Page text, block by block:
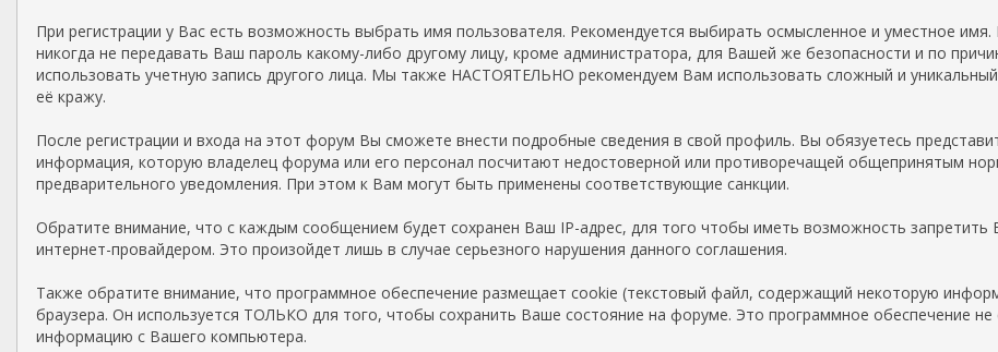
При регистрации у Вас есть возможность выбрать имя пользователя. Рекомендуется выбирать осмысленное и уместное имя.
никогда не передавать Ваш пароль какому-либо другому лицу, кроме администратора, для Вашей же безопасности и по
использовать учетную запись другого лица. Мы также НАСТОЯТЕЛЬНО рекомендуем Вам использовать сложный и
её кражу.
После регистрации и входа на этот форум Вы сможете внести подробные сведения в свой профиль. Вы обязуетесь
информация, которую владелец форума или его персонал посчитают недостоверной или противоречащей общепринятым
предварительного уведомления. При этом к Вам могут быть применены соответствующие санкции.
Обратите внимание, что с каждым сообщением будет сохранен Ваш IP-адрес, для того чтобы иметь возможность
интернет-провайдером. Это произойдет лишь в случае серьезного нарушения данного соглашения.
Также обратите внимание, что программное обеспечение размещает cookie (текстовый файл, содержащий некоторую
браузера. Он используется ТОЛЬКО для того, чтобы сохранить Ваше состояние на форуме. Это программное обеспечение не
информацию с Вашего компьютера.